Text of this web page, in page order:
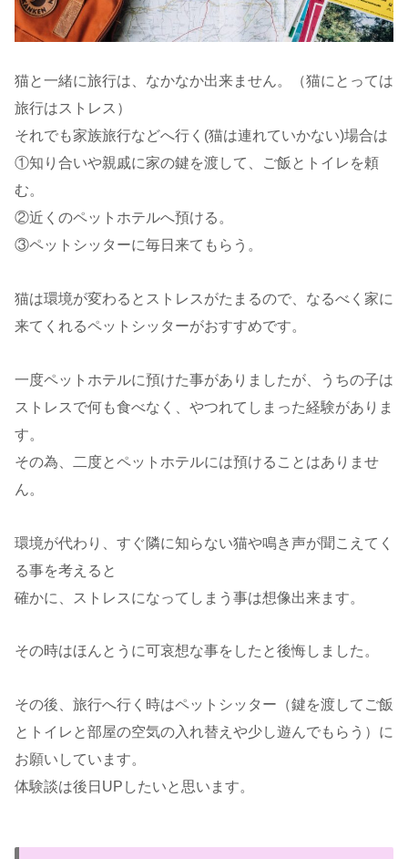
猫と一緒に旅行は、なかなか出来ません。（猫にとっては
旅行はストレス）
それでも家族旅行などへ行く(猫は連れていかない)場合は
①知り合いや親戚に家の鍵を渡して、ご飯とトイレを頼
む。
②近くのペットホテルへ預ける。
③ペットシッターに毎日来てもらう。
猫は環境が変わるとストレスがたまるので、なるべく家に
来てくれるペットシッターがおすすめです。
一度ペットホテルに預けた事がありましたが、うちの子は
ストレスで何も食べなく、やつれてしまった経験がありま
す。
その為、二度とペットホテルには預けることはありませ
ん。
環境が代わり、すぐ隣に知らない猫や鳴き声が聞こえてく
る事を考えると
確かに、ストレスになってしまう事は想像出来ます。
その時はほんとうに可哀想な事をしたと後悔しました。
その後、旅行へ行く時はペットシッター（鍵を渡してご飯
とトイレと部屋の空気の入れ替えや少し遊んでもらう）に
お願いしています。
体験談は後日UPしたいと思います。